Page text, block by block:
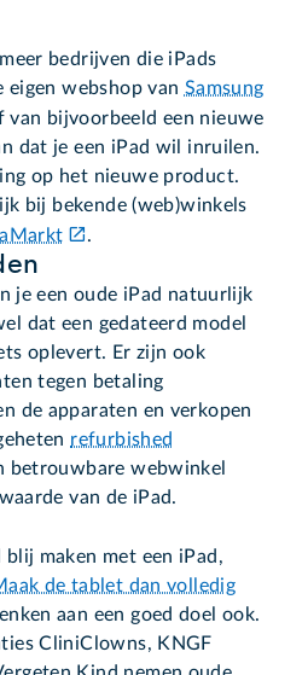
bedrijven die iPads
webshop van Samsung
van bijvoorbeeld een nieuwe
dat je een iPad wil inruilen.
op het nieuwe product.
bij bekende (web)winkels
.
je een oude iPad natuurlijk
dat een gedateerd model
oplevert. Er zijn ook
tegen betaling
de apparaten en verkopen
refurbished
betrouwbare webwinkel
van de iPad.
maken met een iPad,
de tablet dan volledig
aan een goed doel ook.
CliniClowns, KNGF